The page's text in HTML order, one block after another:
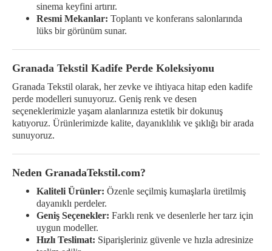
sinema keyfini artırır.
Resmi Mekanlar: Toplantı ve konferans salonlarında
lüks bir görünüm sunar.
Granada Tekstil Kadife Perde Koleksiyonu
Granada Tekstil olarak, her zevke ve ihtiyaca hitap eden kadife
perde modelleri sunuyoruz. Geniş renk ve desen
seçeneklerimizle yaşam alanlarınıza estetik bir dokunuş
katıyoruz. Ürünlerimizde kalite, dayanıklılık ve şıklığı bir arada
sunuyoruz.
Neden GranadaTekstil.com?
Kaliteli Ürünler: Özenle seçilmiş kumaşlarla üretilmiş
dayanıklı perdeler.
Geniş Seçenekler: Farklı renk ve desenlerle her tarz için
uygun modeller.
Hızlı Teslimat: Siparişleriniz güvenle ve hızla adresinize